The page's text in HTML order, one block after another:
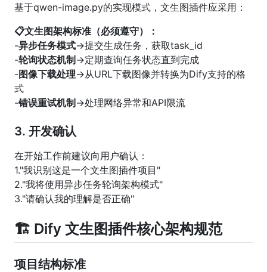
基于qwen-image.py的实现模式，文生图插件应采用：
📋文生图架构标准（必须遵守）：
-异步任务模式→提交生成任务，获取task_id
-轮询状态机制→定期查询任务状态直到完成
-图像下载处理→从URL下载图像并转换为Dify支持的格
式
-错误重试机制→处理网络异常和API限流
3. 开发确认
在开始工作前建议向用户确认：
1."我识别这是一个文生图插件项目"
2."我将使用异步任务轮询架构模式"
3."请确认我的理解是否正确"
🏗️ Dify 文生图插件核心架构规范
项目结构标准